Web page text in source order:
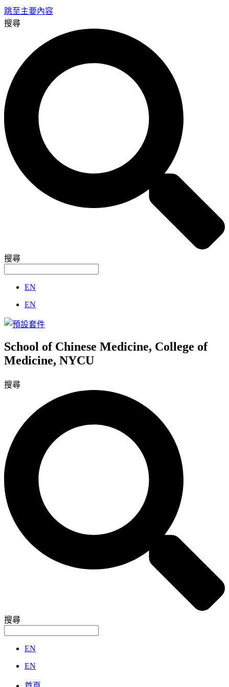
跳至主要內容
搜尋
搜尋
EN
EN
School of Chinese Medicine, College of
Medicine, NYCU
搜尋
搜尋
EN
EN